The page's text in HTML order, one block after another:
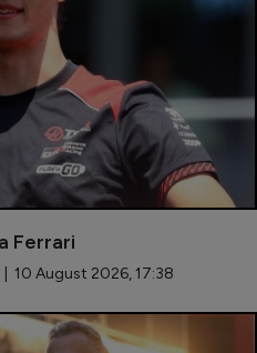
Ferrari
10 August 2026, 17:38